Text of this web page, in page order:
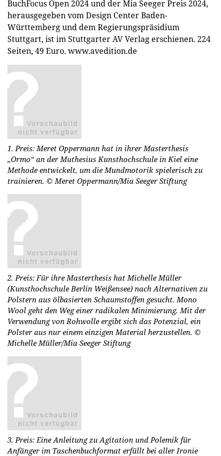
BuchFocus Open 2024 und der Mia Seeger Preis 2024,
herausgegeben vom Design Center Baden-
Württemberg und dem Regierungspräsidium
Stuttgart, ist im Stuttgarter AV Verlag erschienen. 224
Seiten, 49 Euro. www.avedition.de
1. Preis: Meret Oppermann hat in ihrer Masterthesis
„Ormo“ an der Muthesius Kunsthochschule in Kiel eine
Methode entwickelt, um die Mundmotorik spielerisch zu
trainieren. © Meret Oppermann/Mia Seeger Stiftung
2. Preis: Für ihre Masterthesis hat Michelle Müller
(Kunsthochschule Berlin Weißensee) nach Alternativen zu
Polstern aus ölbasierten Schaumstoffen gesucht. Mono
Wool geht den Weg einer radikalen Minimierung. Mit der
Verwendung von Rohwolle ergibt sich das Potenzial, ein
Polster aus nur einem einzigen Material herzustellen. ©
Michelle Müller/Mia Seeger Stiftung
3. Preis: Eine Anleitung zu Agitation und Polemik für
Anfänger im Taschenbuchformat erfüllt bei aller Ironie